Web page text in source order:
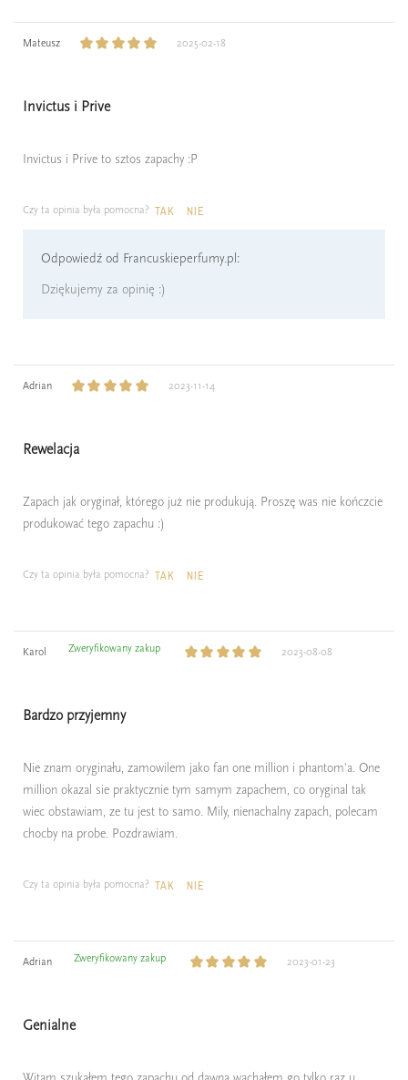
Mateusz 2025-02-18
Invictus i Prive
Invictus i Prive to sztos zapachy :P
Czy ta opinia była pomocna? TAK NIE
Odpowiedź od Francuskieperfumy.pl:
Dziękujemy za opinię :)
Adrian 2023-11-14
Rewelacja
Zapach jak oryginał, którego już nie produkują. Proszę was nie kończcie
produkować tego zapachu :)
Czy ta opinia była pomocna? TAK NIE
Karol Zweryfikowany zakup 2023-08-08
Bardzo przyjemny
Nie znam oryginału, zamowilem jako fan one million i phantom'a. One
million okazal sie praktycznie tym samym zapachem, co oryginal tak
wiec obstawiam, ze tu jest to samo. Mily, nienachalny zapach, polecam
chocby na probe. Pozdrawiam.
Czy ta opinia była pomocna? TAK NIE
Adrian Zweryfikowany zakup 2023-01-23
Genialne